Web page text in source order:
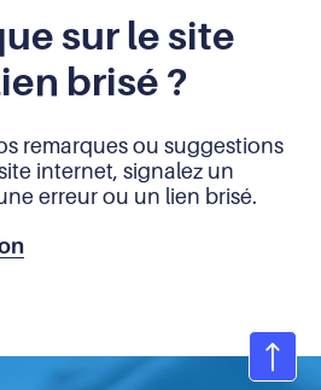
sur le site
brisé ?
remarques ou suggestions
internet, signalez un
erreur ou un lien brisé.